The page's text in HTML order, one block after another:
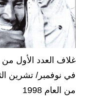
غلاف العدد الأول من
في نوفمبر/ تشرين
من العام 1998